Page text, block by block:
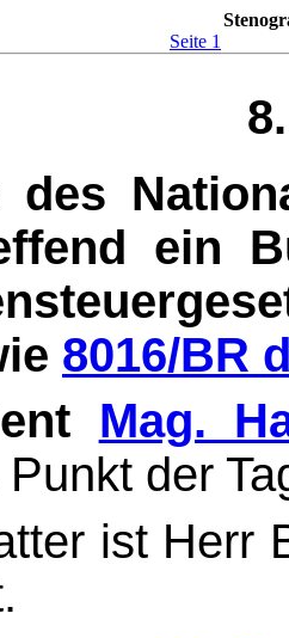
Seite 1
des
ein
8016/BR
Mag.
der
ist Herr